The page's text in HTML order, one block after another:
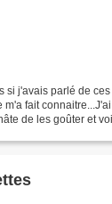
si j'avais parlé de
fait
de les goûter et